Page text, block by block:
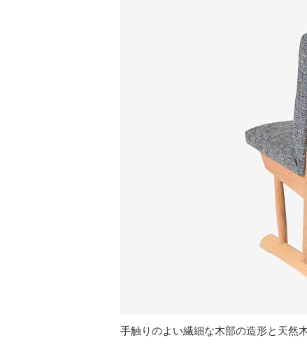
手触りのよい繊細な木部の造形と天然